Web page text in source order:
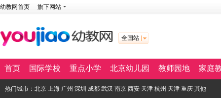
幼教网首页 旗下网站
全国站
首页 国际学校 重点小学 北京幼儿园 教师园地 家庭
热门城市： 北京 上海 广州 深圳 成都 武汉 南京 西安 天津 杭州 天津 重庆 其他